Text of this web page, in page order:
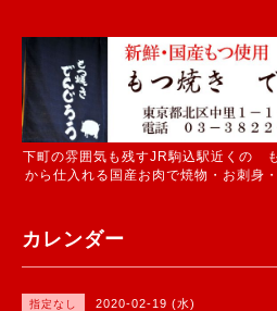
下町の雰囲気も残すJR駒込駅近くの
から仕入れる国産お肉で焼物・お刺身
カレンダー
指定なし 2020-02-19 (水)